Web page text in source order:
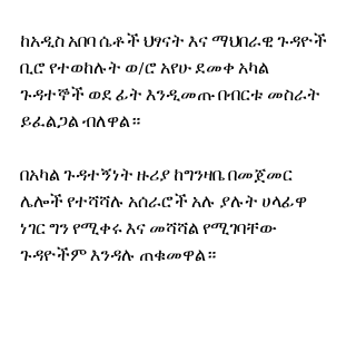
ከአዲስ አበባ ሴቶች ህፃናት እና ማህበራዊ ጉዳዮች
ቢሮ የተወከሉት ወ/ሮ አየሁ ደመቀ አካል
ጉዳተኞች ወደ ፊት እንዲመጡ በብርቱ መስራት
ይፈልጋል ብለዋል።
በአካል ጉዳተኝነት ዙሪያ ከግንዛቤ በመጀመር
ሌሎች የተሻሻሉ አሰራሮች አሉ ያሉት ሀላፊዋ
ነገር ግን የሚቀሩ እና መሻሻል የሚገባቸው
ጉዳዮችም እንዳሉ ጠቁመዋል።